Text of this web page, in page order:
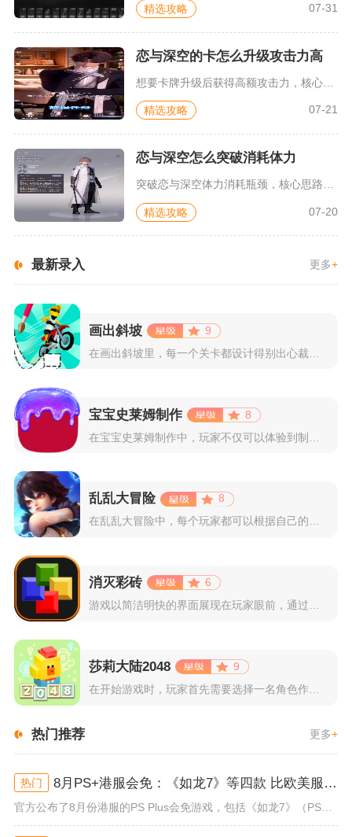
精选攻略 07-31
恋与深空的卡怎么升级攻击力高
想要卡牌升级后获得高额攻击力，核心思路是集中资源培养五星攻击...
精选攻略 07-21
恋与深空怎么突破消耗体力
突破恋与深空体力消耗瓶颈，核心思路是全方位收拢免费体力获取渠...
精选攻略 07-20
最新录入 更多+
画出斜坡
9
宝宝史莱姆制作
8
乱乱大冒险
8
在乱乱大冒险中，每个玩家都可以根据自己的喜好选择和培养角色，...
消灭彩砖
6
游戏以简洁明快的界面展现在玩家眼前，通过简单的滑动屏幕即可控...
莎莉大陆2048
9
在开始游戏时，玩家首先需要选择一名角色作为自己的代表，在神秘...
热门推荐 更多+
热门 8月PS+港服会免：《如龙7》等四款 比欧美服多一款
官方公布了8月份港服的PS Plus会免游戏，包括《如龙7》（PS4/PS5）、《小小梦魇》（PS4）、《托尼霍克职业滑...